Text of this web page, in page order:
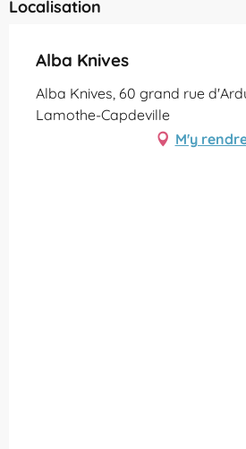
Localisation
Alba Knives
Alba Knives, 60 grand rue
Lamothe-Capdeville
M'y